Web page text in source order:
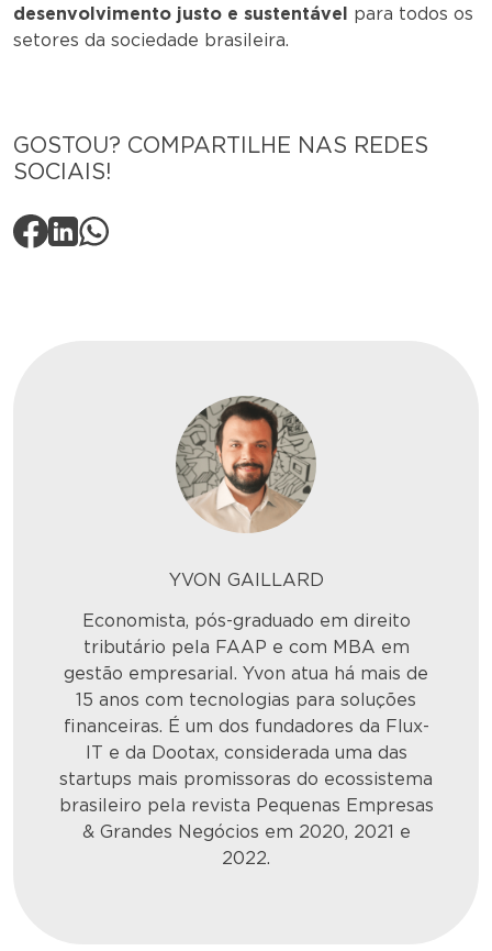
desenvolvimento justo e sustentável para todos os
setores da sociedade brasileira.
GOSTOU? COMPARTILHE NAS REDES
SOCIAIS!
YVON GAILLARD
Economista, pós-graduado em direito
tributário pela FAAP e com MBA em
gestão empresarial. Yvon atua há mais de
15 anos com tecnologias para soluções
financeiras. É um dos fundadores da Flux-
IT e da Dootax, considerada uma das
startups mais promissoras do ecossistema
brasileiro pela revista Pequenas Empresas
& Grandes Negócios em 2020, 2021 e
2022.